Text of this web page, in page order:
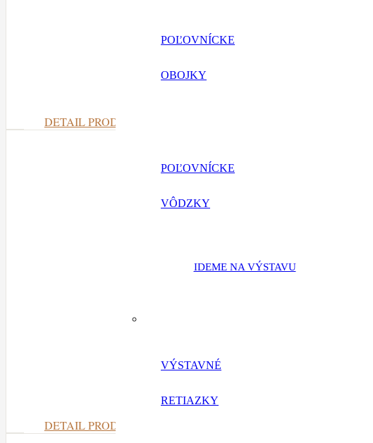
POĽOVNÍCKE
OBOJKY
POĽOVNÍCKE
VÔDZKY
IDEME NA VÝSTAVU
VÝSTAVNÉ
RETIAZKY
DETAIL PRODUKTU
DETAIL PRODUKTU